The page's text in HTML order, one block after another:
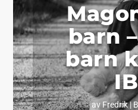
barn
barn
av Fredrik|